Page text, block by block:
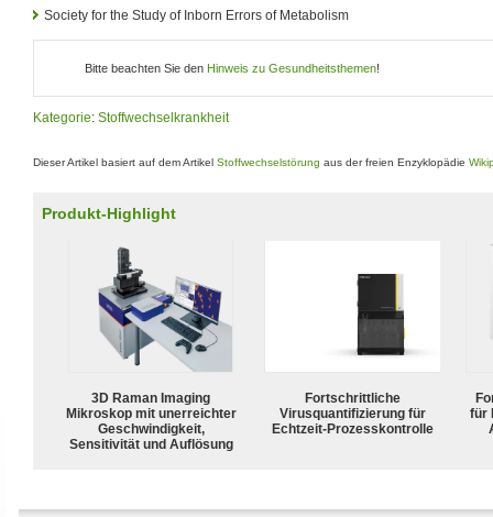
Society for the Study of Inborn Errors of Metabolism
Bitte beachten Sie den Hinweis zu Gesundheitsthemen!
Kategorie: Stoffwechselkrankheit
Dieser Artikel basiert auf dem Artikel Stoffwechselstörung aus der freien Enzyklopädie
Produkt-Highlight
3D Raman Imaging
Mikroskop mit unerreichter
Geschwindigkeit,
Sensitivität und Auflösung
Fortschrittliche
Virusquantifizierung für
Echtzeit-Prozesskontrolle
für